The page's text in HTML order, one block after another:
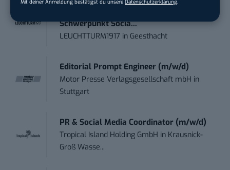
Mit deiner Anmeldung bestätigst du unsere Datenschutzerklärung.
Schwerpunkt Socia...
LEUCHTTURM1917 in Geesthacht
Editorial Prompt Engineer (m/w/d)
Motor Presse Verlagsgesellschaft mbH in
Stuttgart
PR & Social Media Coordinator (m/w/d)
Tropical Island Holding GmbH in Krausnick-
Groß Wasse...